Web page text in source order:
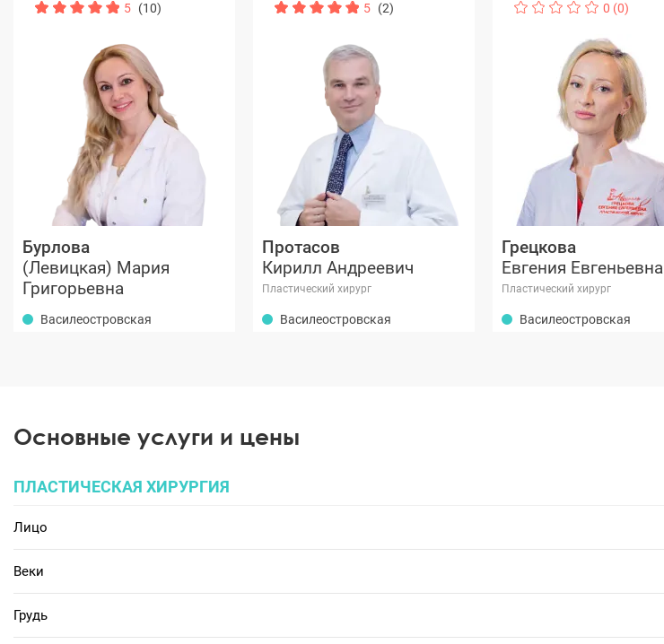
5 (10)
Бурлова
(Левицкая) Мария
Григорьевна
Василеостровская
5 (2)
Протасов
Кирилл Андреевич
Пластический хирург
Василеостровская
0 (0)
Грецкова
Евгения Евгеньевна
Пластический хирург
Василеостровская
Основные услуги и цены
ПЛАСТИЧЕСКАЯ ХИРУРГИЯ
Лицо
Веки
Грудь